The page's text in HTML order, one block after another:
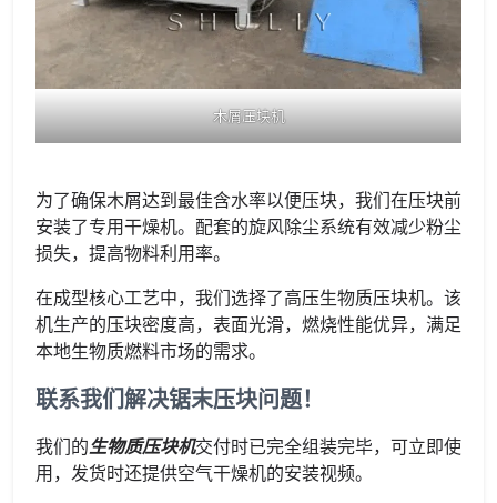
木屑压块机
为了确保木屑达到最佳含水率以便压块，我们在压块前
安装了专用干燥机。配套的旋风除尘系统有效减少粉尘
损失，提高物料利用率。
在成型核心工艺中，我们选择了高压生物质压块机。该
机生产的压块密度高，表面光滑，燃烧性能优异，满足
本地生物质燃料市场的需求。
联系我们解决锯末压块问题！
我们的生物质压块机交付时已完全组装完毕，可立即使
用，发货时还提供空气干燥机的安装视频。